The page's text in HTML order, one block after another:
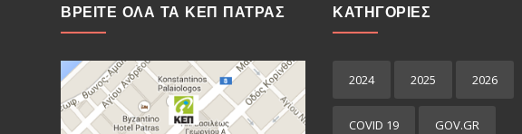
ΒΡΕΙΤΕ ΟΛΑ ΤΑ ΚΕΠ ΠΑΤΡΑΣ ΚΑΤΗΓΟΡΙΕΣ
2024 2025 2026
COVID 19 GOV.GR